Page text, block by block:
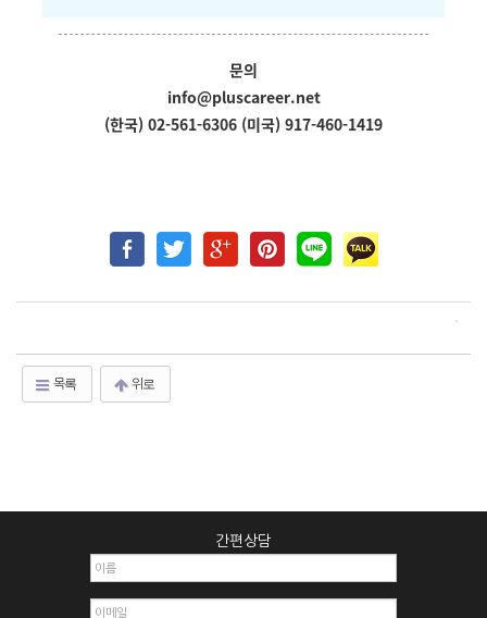
문의
info@pluscareer.net
(한국) 02-561-6306 (미국) 917-460-1419
목록 위로
간편상담